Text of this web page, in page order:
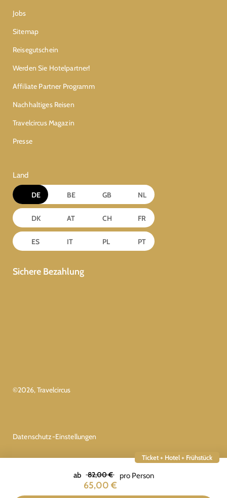
Ticket + Hotel + Frühstück
ab 82,00 €
65,00 €
pro Person
Jobs
Sitemap
Reisegutschein
Werden Sie Hotelpartner!
Affiliate Partner Programm
Nachhaltiges Reisen
Travelcircus Magazin
Presse
Land
DE BE GB NL
DK AT CH FR
ES IT PL PT
Sichere Bezahlung
©2026, Travelcircus
Datenschutz-Einstellungen